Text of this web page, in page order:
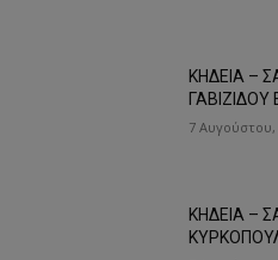
ΚΗΔΕΙΑ –
ΓΑΒΙΖΙΔΟΥ
7 Αυγούστου,
ΚΗΔΕΙΑ –